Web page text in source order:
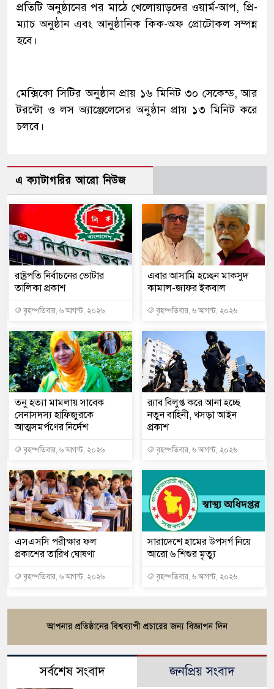
প্রতিটি অনুষ্ঠানের পর মাঠে খেলোয়াড়দের ওয়ার্ম-আপ, প্রি-
ম্যাচ অনুষ্ঠান এবং আনুষ্ঠানিক কিক-অফ প্রোটোকল সম্পন্ন
হবে।
মেক্সিকো সিটির অনুষ্ঠান প্রায় ১৬ মিনিট ৩০ সেকেন্ড, আর
টরন্টো ও লস অ্যাঞ্জেলেসের অনুষ্ঠান প্রায় ১৩ মিনিট করে
চলবে।
এ ক্যাটাগরির আরো নিউজ
রাষ্ট্রপতি নির্বাচনের ভোটার
তালিকা প্রকাশ
বৃহস্পতিবার, ৬ আগস্ট, ২০২৬
এবার আসামি হচ্ছেন মাকসুদ
কামাল-জাফর ইকবাল
বৃহস্পতিবার, ৬ আগস্ট, ২০২৬
তনু হত্যা মামলায় সাবেক
সেনাসদস্য হাফিজুরকে
আত্মসমর্পণের নির্দেশ
বৃহস্পতিবার, ৬ আগস্ট, ২০২৬
র‍্যাব বিলুপ্ত করে আনা হচ্ছে
নতুন বাহিনী, খসড়া আইন
প্রকাশ
বৃহস্পতিবার, ৬ আগস্ট, ২০২৬
এসএসসি পরীক্ষার ফল
প্রকাশের তারিখ ঘোষণা
বৃহস্পতিবার, ৬ আগস্ট, ২০২৬
সারাদেশে হামের উপসর্গ নিয়ে
আরো ৬ শিশুর মৃত্যু
বৃহস্পতিবার, ৬ আগস্ট, ২০২৬
সর্বশেষ সংবাদ জনপ্রিয় সংবাদ